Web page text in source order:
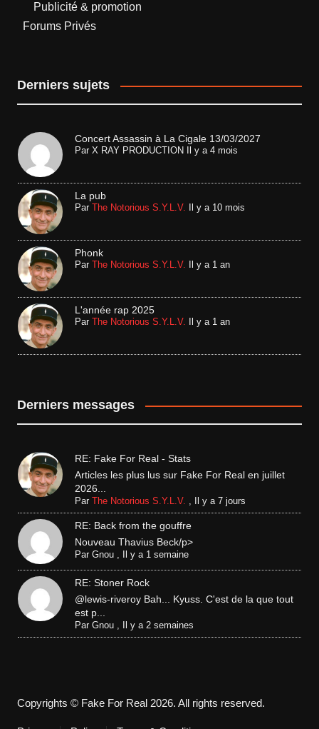
Publicité & promotion
Forums Privés
Derniers sujets
Concert Assassin à La Cigale 13/03/2027
Par X RAY PRODUCTION Il y a 4 mois
La pub
Par The Notorious S.Y.L.V. Il y a 10 mois
Phonk
Par The Notorious S.Y.L.V. Il y a 1 an
L'année rap 2025
Par The Notorious S.Y.L.V. Il y a 1 an
Derniers messages
RE: Fake For Real - Stats
Articles les plus lus sur Fake For Real en juillet
2026...
Par The Notorious S.Y.L.V. , Il y a 7 jours
RE: Back from the gouffre
Nouveau Thavius Beck/p>
Par Gnou, Il y a 1 semaine
RE: Stoner Rock
@lewis-riveroy Bah... Kyuss. C'est de la que tout
est p...
Par Gnou, Il y a 2 semaines
Copyrights © Fake For Real 2026. All rights reserved.